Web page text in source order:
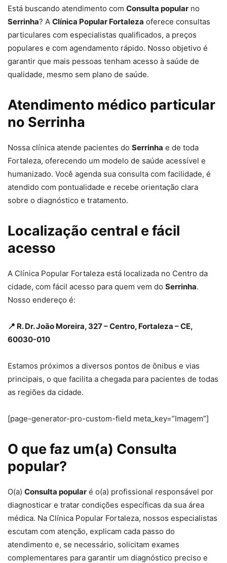
Está buscando atendimento com Consulta popular no
Serrinha? A Clínica Popular Fortaleza oferece consultas
particulares com especialistas qualificados, a preços
populares e com agendamento rápido. Nosso objetivo é
garantir que mais pessoas tenham acesso à saúde de
qualidade, mesmo sem plano de saúde.
Atendimento médico particular
no Serrinha
Nossa clínica atende pacientes do Serrinha e de toda
Fortaleza, oferecendo um modelo de saúde acessível e
humanizado. Você agenda sua consulta com facilidade, é
atendido com pontualidade e recebe orientação clara
sobre o diagnóstico e tratamento.
Localização central e fácil
acesso
A Clínica Popular Fortaleza está localizada no Centro da
cidade, com fácil acesso para quem vem do Serrinha.
Nosso endereço é:
📍 R. Dr. João Moreira, 327 – Centro, Fortaleza – CE,
60030-010
Estamos próximos a diversos pontos de ônibus e vias
principais, o que facilita a chegada para pacientes de todas
as regiões da cidade.
[page-generator-pro-custom-field meta_key=”Imagem”]
O que faz um(a) Consulta
popular?
O(a) Consulta popular é o(a) profissional responsável por
diagnosticar e tratar condições específicas da sua área
médica. Na Clínica Popular Fortaleza, nossos especialistas
escutam com atenção, explicam cada passo do
atendimento e, se necessário, solicitam exames
complementares para garantir um diagnóstico preciso e